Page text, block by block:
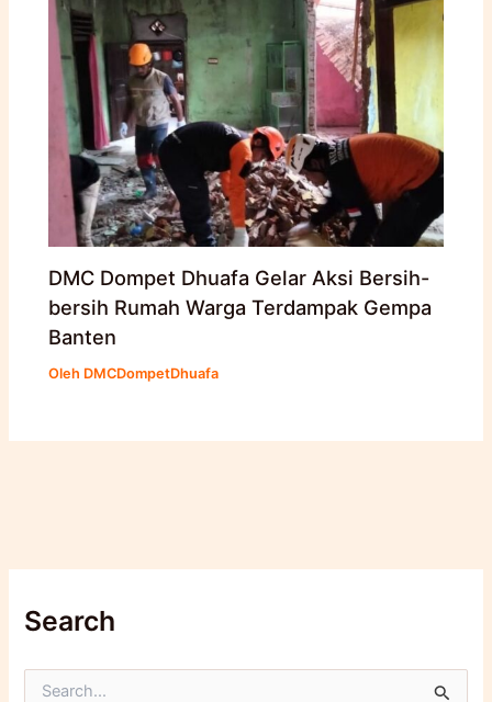
DMC Dompet Dhuafa Gelar Aksi Bersih-
bersih Rumah Warga Terdampak Gempa
Banten
Oleh DMCDompetDhuafa
Search